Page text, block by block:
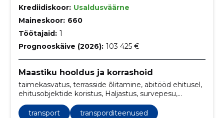
Krediidiskoor: Usaldusväärne
Maineskoor: 660
Töötajaid: 1
Prognooskäive (2026): 103 425 €
Maastiku hooldus ja korrashoid
taimekasvatus, terrasside õlitamine, abitööd ehitusel,
ehitusobjektide koristus, Haljastus, survepesu,
kolimine, ehitustööd, puude ja taimede istutamine,
transport
transport
transporditeenused